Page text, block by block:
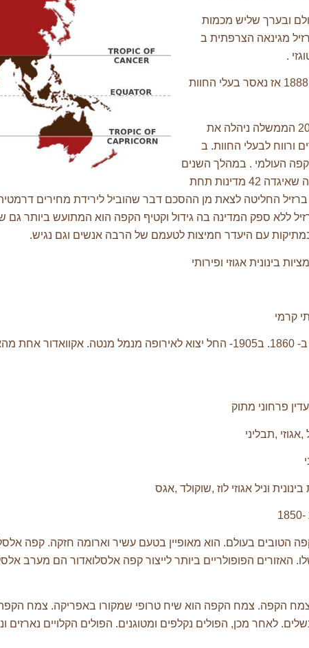
ובערך שליש מכמות
מגינאה הצרפתית ב
גידול הקפה נעשה על ידי עבדים עד 1888 אז נאסר בעלי החוות
בסוף המאה ה19 ותחילת המאה ה 20 הממשלה ניהלה את
ורווח לבעלי החוות. ב
80% מצריכת הקפה העולמי . במהלך השנים
נחתם הסכם לבקרה על מחירי הקפה שאיגדה 42 מדינות תחת
החליטה לצאת מן ההסכם דבר שהוביל לירידת מחירים
ללא ספק המדינה בה גידול וקטיף הקפה הוא המתועש ביותר גם
במתיקות עם היעדר חמיצות לטעמם של הרבה אנשים וגם נגיש.
בינונית אגוזי ופירותי
קרמי
רובוסטה.
עדין פרחוני מתוק
,תבליני
וניל אגוזי לוז ,שוקולד ,אגס
הטובים בעולם. הוא מאופיין בטעם עשיר וארומה חזקה. קפה
האזורים הפופולריים ביותר לייצור קפה אלסלואדור הם מערב
הקפה. צמח הקפה הוא שיח טרופי שמקורו באפריקה. צמח
לאחר מכן, הפולים נקלפים ומטוגנים. הפולים הקלויים נארזים